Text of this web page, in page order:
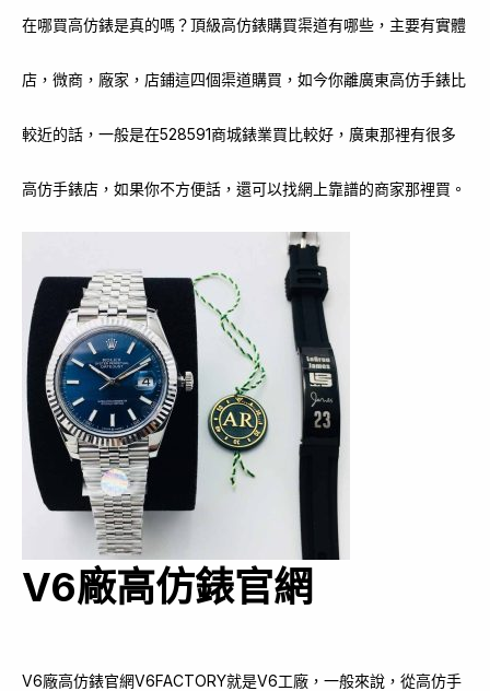
在哪買高仿錶是真的嗎？頂級高仿錶購買渠道有哪些，主要有實體
店，微商，廠家，店鋪這四個渠道購買，如今你離廣東高仿手錶比
較近的話，一般是在528591商城錶業買比較好，廣東那裡有很多
高仿手錶店，如果你不方便話，還可以找網上靠譜的商家那裡買。
V6廠高仿錶官網
V6廠高仿錶官網V6FACTORY就是V6工廠，一般來說，從高仿手